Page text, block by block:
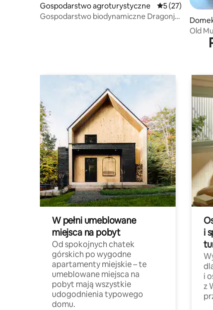
Gospodarstwo agroturystyczne Średnia ocena:
5 (27)
Gospodarstwo biodynamiczne Dragonja
Old
W pełni umeblowane
miejsca na pobyt
Od spokojnych chatek
górskich po wygodne
apartamenty miejskie – te
umeblowane miejsca na
pobyt mają wszystkie
udogodnienia typowego
domu.
i
i
z